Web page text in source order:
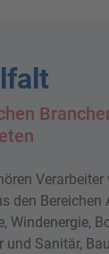
Verarbeiter
den Bereichen
Windenergie,
und Sanitär,